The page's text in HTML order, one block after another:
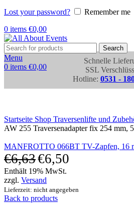
Lost your password?
Remember me
0 items €0,00
Search
Menu
0 items €0,00
Schnelle
SSL
Hotline: 0531 -
Startseite Shop Traversenlifte und
AW 255 Traversenadapter fix 254 mm,
MANFROTTO 066BT TV-Zapfen, 16
€6,63€6,50
Enthält 19% MwSt.
zzgl. Versand
Lieferzeit: nicht angegeben
Back to products